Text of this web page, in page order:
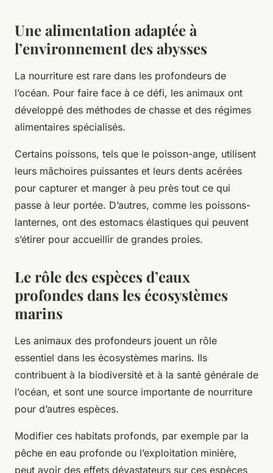
Une alimentation adaptée à
l’environnement des abysses
La nourriture est rare dans les profondeurs de
l’océan. Pour faire face à ce défi, les animaux ont
développé des méthodes de chasse et des régimes
alimentaires spécialisés.
Certains poissons, tels que le poisson-ange, utilisent
leurs mâchoires puissantes et leurs dents acérées
pour capturer et manger à peu près tout ce qui
passe à leur portée. D’autres, comme les poissons-
lanternes, ont des estomacs élastiques qui peuvent
s’étirer pour accueillir de grandes proies.
Le rôle des espèces d’eaux
profondes dans les écosystèmes
marins
Les animaux des profondeurs jouent un rôle
essentiel dans les écosystèmes marins. Ils
contribuent à la biodiversité et à la santé générale de
l’océan, et sont une source importante de nourriture
pour d’autres espèces.
Modifier ces habitats profonds, par exemple par la
pêche en eau profonde ou l’exploitation minière,
peut avoir des effets dévastateurs sur ces espèces